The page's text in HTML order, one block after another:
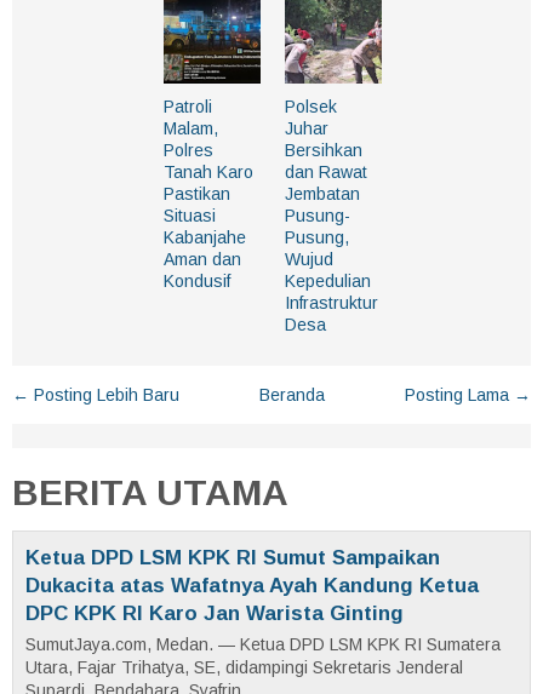
Patroli
Malam,
Polres
Tanah Karo
Pastikan
Situasi
Kabanjahe
Aman dan
Kondusif
Polsek
Juhar
Bersihkan
dan Rawat
Jembatan
Pusung-
Pusung,
Wujud
Kepedulian
Infrastruktur
Desa
← Posting Lebih Baru Posting Lama →
Beranda
BERITA UTAMA
Ketua DPD LSM KPK RI Sumut Sampaikan
Dukacita atas Wafatnya Ayah Kandung Ketua
DPC KPK RI Karo Jan Warista Ginting
SumutJaya.com, Medan. — Ketua DPD LSM KPK RI Sumatera
Utara, Fajar Trihatya, SE, didampingi Sekretaris Jenderal